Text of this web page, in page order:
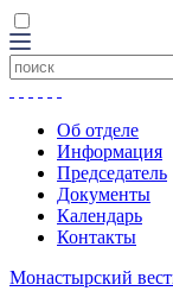
Об отделе
Информация
Председатель
Документы
Календарь
Контакты
Монастырский